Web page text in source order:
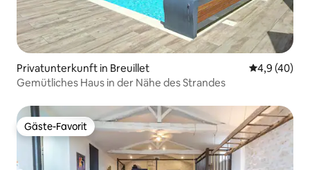
Privatunterkunft in Breuillet
4,9 (40)
Gemütliches Haus in der Nähe des Strandes
Gäste-Favorit
Gäste-Favorit